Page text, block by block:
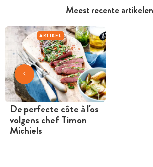
Meest recente artikelen
ARTIKEL
De perfecte côte à l'os
volgens chef Timon
Michiels